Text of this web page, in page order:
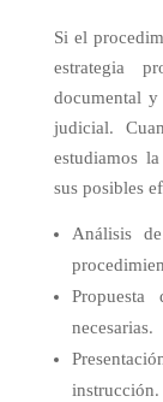
Si el
estrategia
documental
judicial.
estudiamos
sus posibles
Análisis
Propuesta
necesarias.
instrucción.